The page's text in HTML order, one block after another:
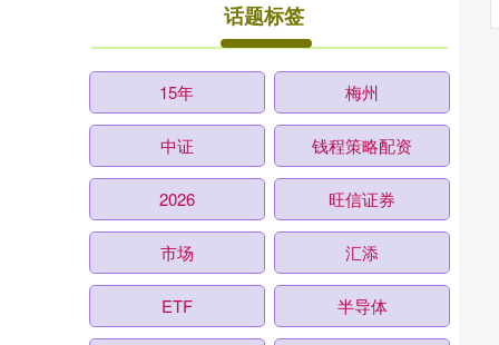
话题标签
15年 梅州
中证 钱程策略配资
2026 旺信证券
市场 汇添
ETF 半导体